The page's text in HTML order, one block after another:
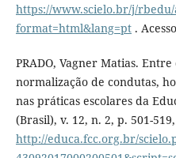
https://www.scielo.br/j/rbedu/
format=html&lang=pt.
PRADO, Vagner Matias.
normalização de condutas,
nas práticas escolares da
(Brasil), v. 12, n. 2, p. 501-
http://educa.fcc.org.br/